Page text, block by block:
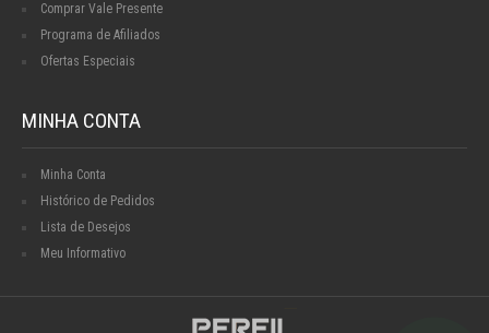
Comprar Vale Presente
Programa de Afiliados
Ofertas Especiais
MINHA CONTA
Minha Conta
Histórico de Pedidos
Lista de Desejos
Meu Informativo